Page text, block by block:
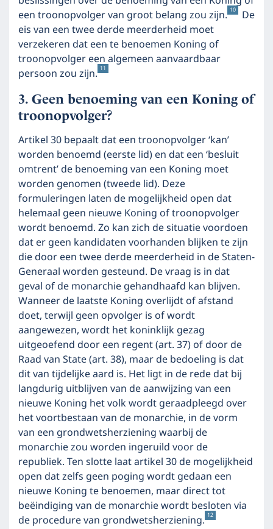
een troonopvolger van groot belang zou zijn. 10
De
eis van een twee derde meerderheid moet
verzekeren dat een te benoemen Koning of
troonopvolger een algemeen aanvaardbaar
persoon zou zijn. 11
Geen benoeming van een Koning of
troonopvolger?
Artikel 30 bepaalt dat een troonopvolger ‘kan’
worden benoemd (eerste lid) en dat een ‘besluit
omtrent’ de benoeming van een Koning moet
worden genomen (tweede lid). Deze
formuleringen laten de mogelijkheid open dat
helemaal geen nieuwe Koning of troonopvolger
wordt benoemd. Zo kan zich de situatie voordoen
dat er geen kandidaten voorhanden blijken te zijn
die door een twee derde meerderheid in de Staten-
Generaal worden gesteund. De vraag is in dat
geval of de monarchie gehandhaafd kan blijven.
Wanneer de laatste Koning overlijdt of afstand
doet, terwijl geen opvolger is of wordt
aangewezen, wordt het koninklijk gezag
uitgeoefend door een regent (art. 37) of door de
Raad van State (art. 38), maar de bedoeling is dat
dit van tijdelijke aard is. Het ligt in de rede dat bij
langdurig uitblijven van de aanwijzing van een
nieuwe Koning het volk wordt geraadpleegd over
het voortbestaan van de monarchie, in de vorm
van een grondwetsherziening waarbij de
monarchie zou worden ingeruild voor de
republiek. Ten slotte laat artikel 30 de mogelijkheid
open dat zelfs geen poging wordt gedaan een
nieuwe Koning te benoemen, maar direct tot
beëindiging van de monarchie wordt besloten via
de procedure van grondwetsherziening. 12